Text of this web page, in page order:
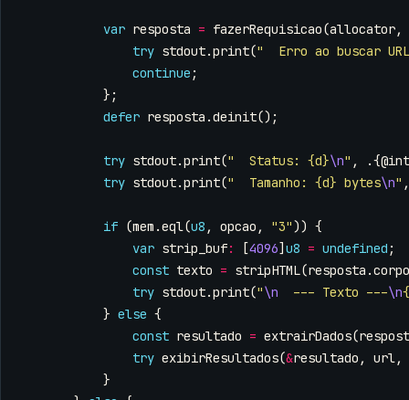
var resposta = fazerRequisicao(allocator,
try stdout.print("  Erro ao buscar
continue ;
};
defer resposta .deinit();
try stdout.print("  Status: {d}\n" , .{
try stdout.print("  Tamanho: {d} bytes\n" ,
if (mem .eql(u8 , opcao , "3" )) {
var strip_buf: [4096] u8 = undefined ;
const texto = stripHTML(resposta .corpo
try stdout.print("\n
  --- Texto ---
\n
} else {
const resultado = extrairDados(
try exibirResultados(&resultado , url,
}